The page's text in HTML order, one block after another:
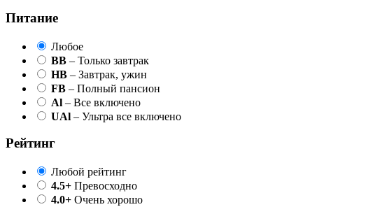
Питание
Любое
BB – Только завтрак
HB – Завтрак, ужин
FB – Полный пансион
Al – Все включено
UAl – Ультра все включено
Рейтинг
Любой рейтинг
4.5+ Превосходно
4.0+ Очень хорошо